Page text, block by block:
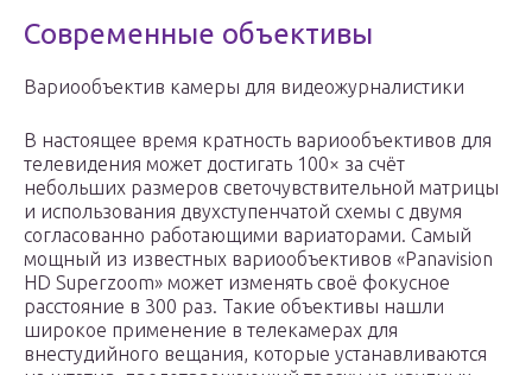
Современные объективы
Вариообъектив камеры для видеожурналистики
В настоящее время кратность вариообъективов для
телевидения может достигать 100× за счёт
небольших размеров светочувствительной матрицы
и использования двухступенчатой схемы с двумя
согласованно работающими вариаторами. Самый
мощный из известных вариообъективов «Panavision
HD Superzoom» может изменять своё фокусное
расстояние в 300 раз. Такие объективы нашли
широкое применение в телекамерах для
внестудийного вещания, которые устанавливаются